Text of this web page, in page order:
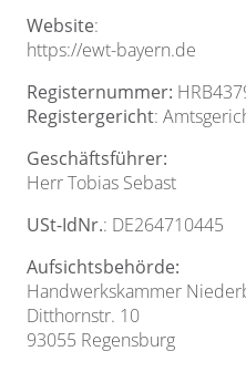
Website:
https://ewt-bayern.de
Registernummer:
Registergericht:
Geschäftsführer:
Herr Tobias Sebast
USt-IdNr.: DE264710445
Aufsichtsbehörde:
Handwerkskammer
Ditthornstr. 10
93055 Regensburg